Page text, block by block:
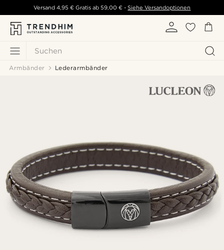
Suchen
Versand 4,95 € Gratis ab 59,00 € - Siehe Versandoptionen
Armbänder Lederarmbänder